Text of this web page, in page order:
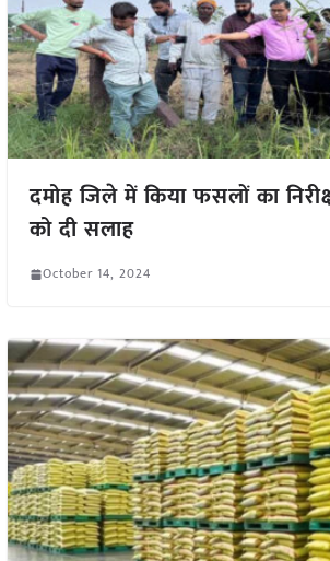
दमोह जिले में किया फसलों का
को दी सलाह
October 14, 2024